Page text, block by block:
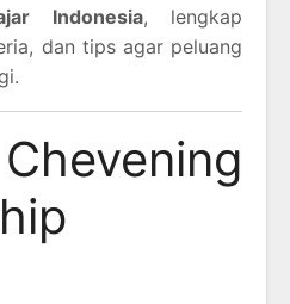
Indonesia, lengkap
dan tips agar peluang